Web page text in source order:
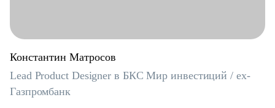
Константин Матросов
Lead Product Designer в БКС Мир инвестиций / ex-
Газпромбанк